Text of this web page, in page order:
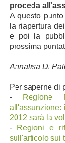
proceda
A questo punto
la riapertura
e poi la
prossima
Annalisa Di
Per saperne di
-
Regione
all'assunzione:
2012 sarà la
- Regioni e
sull'articolo sui